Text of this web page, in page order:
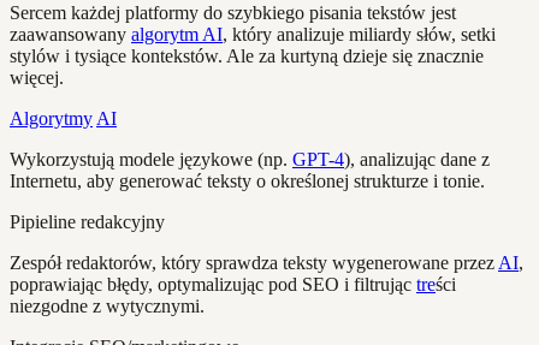
Sercem każdej platformy do szybkiego pisania tekstów jest
zaawansowany algorytm AI, który analizuje miliardy słów, setki
stylów i tysiące kontekstów. Ale za kurtyną dzieje się znacznie
więcej.
Algorytmy AI
Wykorzystują modele językowe (np. GPT-4), analizując dane z
Internetu, aby generować teksty o określonej strukturze i tonie.
Pipieline redakcyjny
Zespół redaktorów, który sprawdza teksty wygenerowane przez AI,
poprawiając błędy, optymalizując pod SEO i filtrując treści
niezgodne z wytycznymi.